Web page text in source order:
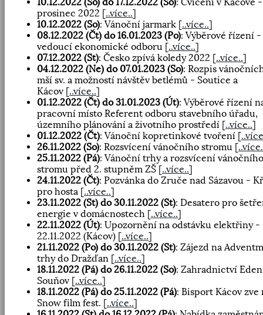
prosinec 2022 [..více..]
10.12.2022 (So): Vánoční jarmark [..více..]
08.12.2022 (Čt) do 16.01.2023 (Po): Výběrové řízení -
vedoucí ekonomické odboru [..více..]
07.12.2022 (St): Česko zpívá koledy 2022 [..více..]
04.12.2022 (Ne) do 07.01.2023 (So): Rozpis
mší sv. a možností návštěv betlémů - Soutice a
Kácov [..více..]
01.12.2022 (Čt) do 31.01.2023 (Út): Výběrové řízení
pracovní místo Referent odboru stavebního úřadu,
územního plánování a životního prostředí [..více..]
01.12.2022 (Čt): Vánoční kopretinkové tvoření [
26.11.2022 (So): Rozsvícení vánočního stromu [
25.11.2022 (Pá): Vánoční trhy a rozsvícení vánočního
stromu před 2. stupněm ZŠ [..více..]
24.11.2022 (Čt): Pozvánka do Zruče nad Sázavou -
pro hosta [..více..]
23.11.2022 (St) do 30.11.2022 (St): Desatero pro
energie v domácnostech [..více..]
22.11.2022 (Út): Upozornění na odstávku elektřiny -
22.11.2022 (Kácov) [..více..]
21.11.2022 (Po) do 30.11.2022 (St): Zájezd na
trhy do Dražďan [..více..]
18.11.2022 (Pá) do 26.11.2022 (So): Zahradnictví Eden
Souňov [..více..]
18.11.2022 (Pá) do 25.11.2022 (Pá): Bisport Kácov zve
Snow film fest. [..více..]